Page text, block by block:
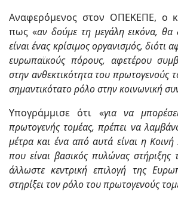
Αναφερόμενος στον ΟΠΕΚΕΠΕ, ο
πως «αν δούμε τη μεγάλη εικόνα, θα
είναι ένας κρίσιμος οργανισμός, διότι
ευρωπαϊκούς πόρους, αφετέρου
στην ανθεκτικότητα του πρωτογενούς
σημαντικότατο ρόλο στην κοινωνική
Υπογράμμισε ότι «για να
πρωτογενής τομέας, πρέπει να
μέτρα και ένα από αυτά είναι η Κοινή
που είναι βασικός πυλώνας στήριξης
άλλωστε κεντρική επιλογή της
στηρίξει τον ρόλο του πρωτογενούς